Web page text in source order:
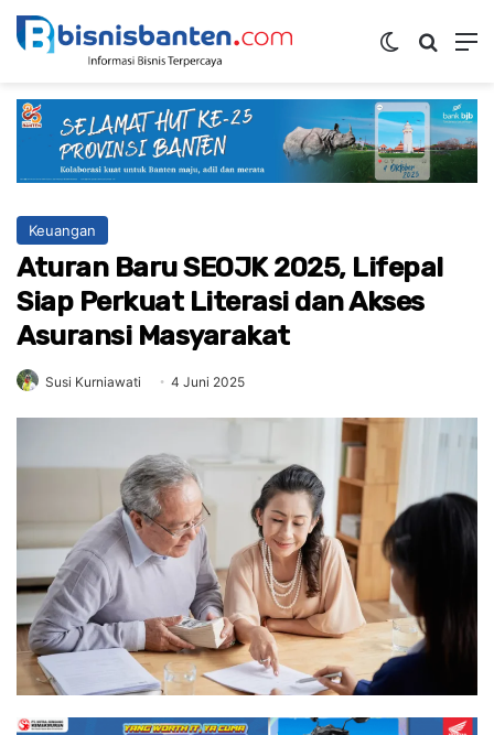
Switch skin
Keuangan
Aturan Baru SEOJK 2025, Lifepal
Siap Perkuat Literasi dan Akses
Asuransi Masyarakat
Susi Kurniawati 4 Juni 2025